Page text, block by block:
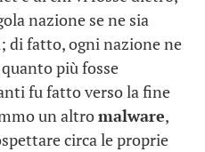
nazione se ne sia
di fatto, ogni nazione ne
più fosse
fu fatto verso la fine
un altromalware,
circa le proprie